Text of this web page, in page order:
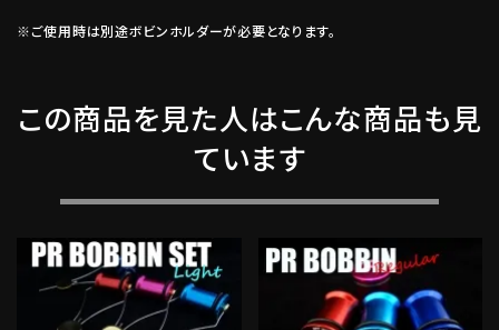
※ご使用時は別途ボビンホルダーが必要となります。
この商品を見た人はこんな商品も見
ています